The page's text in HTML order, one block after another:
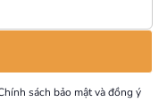
sách bảo mậtvà đồng ý